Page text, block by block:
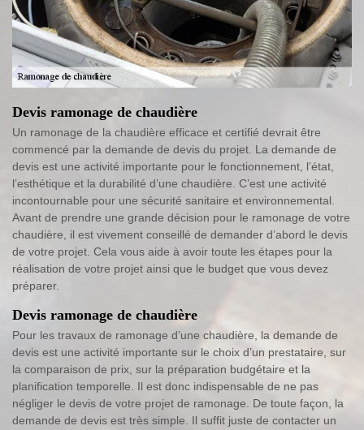
Devis ramonage de chaudière
Un ramonage de la chaudière efficace et certifié devrait être
commencé par la demande de devis du projet. La demande de
devis est une activité importante pour le fonctionnement, l’état,
l’esthétique et la durabilité d’une chaudière. C’est une activité
incontournable pour une sécurité sanitaire et environnemental.
Avant de prendre une grande décision pour le ramonage de votre
chaudière, il est vivement conseillé de demander d’abord le devis
de votre projet. Cela vous aide à avoir toute les étapes pour la
réalisation de votre projet ainsi que le budget que vous devez
préparer.
Devis ramonage de chaudière
Pour les travaux de ramonage d’une chaudière, la demande de
devis est une activité importante sur le choix d’un prestataire, sur
la comparaison de prix, sur la préparation budgétaire et la
planification temporelle. Il est donc indispensable de ne pas
négliger le devis de votre projet de ramonage. De toute façon, la
demande de devis est très simple. Il suffit juste de contacter un